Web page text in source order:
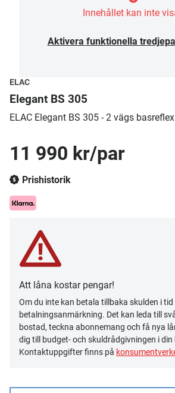
Innehållet kan inte
Aktivera funktionella
ELAC
Elegant BS 305
ELAC Elegant BS 305 - 2 vägs
11 990 kr/par
Prishistorik
Att låna kostar pengar!
Om du inte kan betala tillbaka skulden i tid
betalningsanmärkning. Det kan leda till
bostad, teckna abonnemang och få nya
dig till budget- och skuldrådgivningen i din
Kontaktuppgifter finns på